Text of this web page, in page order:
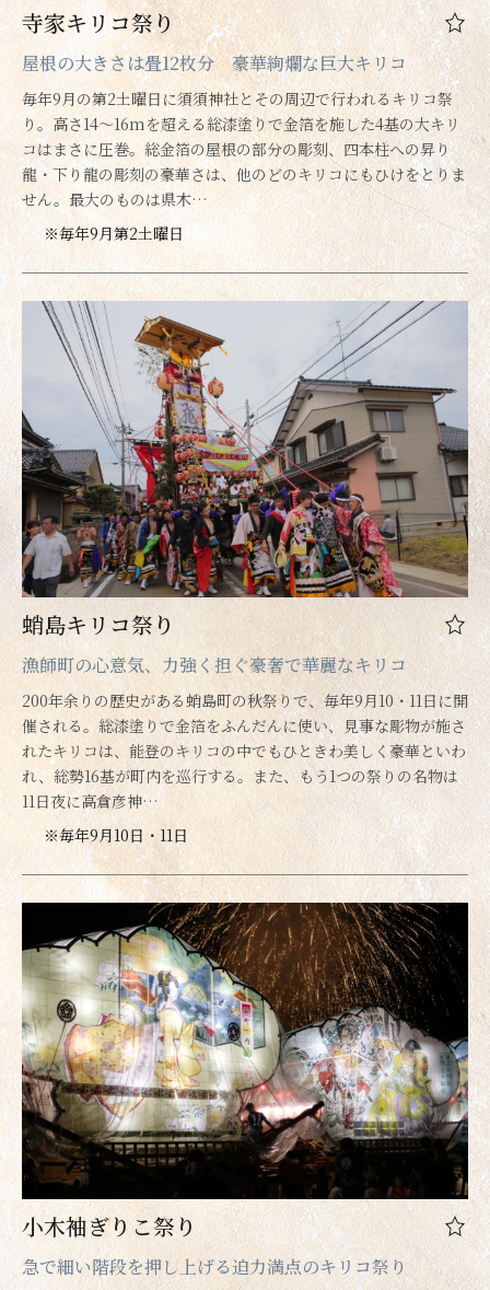
寺家キリコ祭り
屋根の大きさは畳12枚分 豪華絢爛な巨大キリコ
毎年9月の第2土曜日に須須神社とその周辺で行われるキリコ祭
り。高さ14～16mを超える総漆塗りで金箔を施した4基の大キリ
コはまさに圧巻。総金箔の屋根の部分の彫刻、四本柱への昇り
龍・下り龍の彫刻の豪華さは、他のどのキリコにもひけをとりま
せん。最大のものは県木…
※毎年9月第2土曜日
蛸島キリコ祭り
漁師町の心意気、力強く担ぐ豪奢で華麗なキリコ
200年余りの歴史がある蛸島町の秋祭りで、毎年9月10・11日に開
催される。総漆塗りで金箔をふんだんに使い、見事な彫物が施さ
れたキリコは、能登のキリコの中でもひときわ美しく豪華といわ
れ、総勢16基が町内を巡行する。また、もう1つの祭りの名物は
11日夜に高倉彦神…
※毎年9月10日・11日
小木袖ぎりこ祭り
急で細い階段を押し上げる迫力満点のキリコ祭り